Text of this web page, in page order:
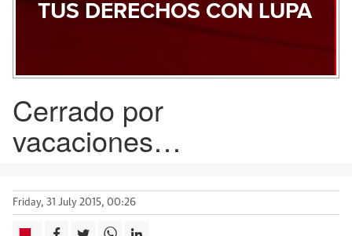
TUS DERECHOS CON LUPA
Cerrado por
vacaciones…
Friday, 31 July 2015, 00:26